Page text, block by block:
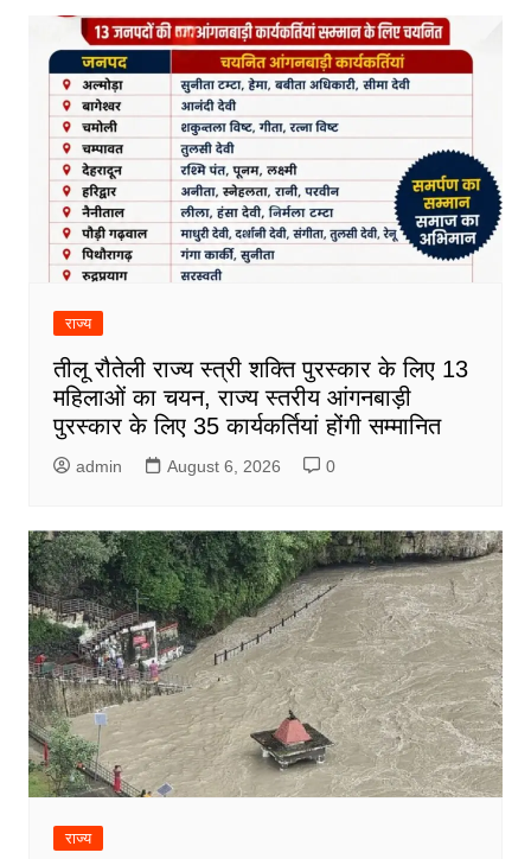
राज्य
तीलू रौतेली राज्य स्त्री शक्ति पुरस्कार के लिए 13
महिलाओं का चयन, राज्य स्तरीय आंगनबाड़ी
पुरस्कार के लिए 35 कार्यकर्तियां होंगी सम्मानित
admin August 6, 2026 0
राज्य